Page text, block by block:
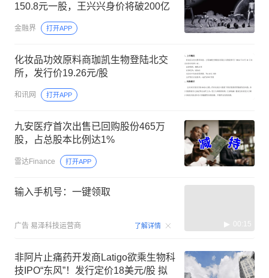
150.8元一股，王兴兴身价将破200亿
金融界 打开APP
化妆品功效原料商珈凯生物登陆北交
所，发行价19.26元/股
和讯网 打开APP
九安医疗首次出售已回购股份465万
股，占总股本比例达1%
雷达Finance 打开APP
输入手机号：一键领取
广告 易泽科技运营商 了解详情 00:15
非阿片止痛药开发商Latigo欲乘生物科
技IPO“东风”！发行定价18美元/股 拟